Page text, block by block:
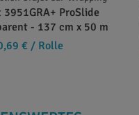
3951GRA+ ProSlide
- 137 cm x 50 m
€ / Rolle